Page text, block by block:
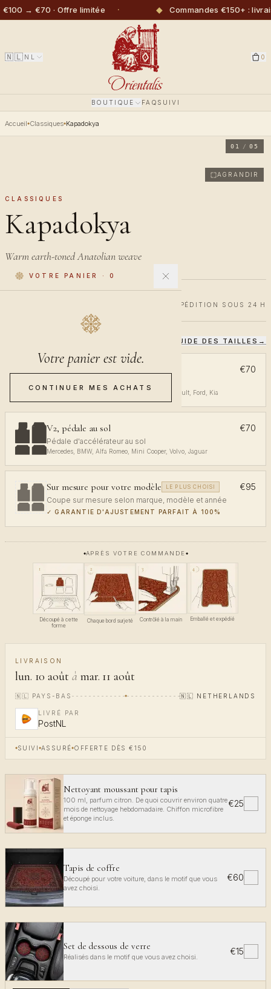
→ €70 · Offre limitée · Commandes €150+ :
🇳🇱 NL 0
BOUTIQUE FAQ SUIVI
VOTRE PANIER · 0
Votre panier est vide.
CONTINUER MES ACHATS
Accueil Classiques Kapadokya
AGRANDIR
01 / 05
CLASSIQUES
Kapadokya
Warm earth-toned Anatolian weave
EXPÉDITION SOUS 24 H
GUIDE DES TAILLES →
V1, pédale en haut €70
Volkswagen, Audi, Toyota, Opel, Peugeot, Renault, Ford, Kia
V2, pédale au sol €70
Pédale d'accélérateur au sol
Mercedes, BMW, Alfa Romeo, Mini Cooper, Volvo, Jaguar
Sur mesure pour votre modèle LE PLUS CHOISI €95
Coupe sur mesure selon marque, modèle et année
✓ GARANTIE D'AJUSTEMENT PARFAIT À 100%
APRÈS VOTRE COMMANDE
1
Découpé à cette
forme
2
Chaque bord surjeté
3
Contrôlé à la main
4
Emballé et expédié
LIVRAISON
lun. 10 août à mar. 11 août
🇳🇱 PAYS-BAS 🇳🇱 NETHERLANDS
LIVRÉ PAR
PostNL
SUIVI ASSURÉ OFFERTE DÈS €150
Nettoyant moussant pour tapis
100 ml, parfum citron. De quoi couvrir environ quatre
mois de nettoyage hebdomadaire. Chiffon microfibre
et éponge inclus.
€25
Tapis de coffre
Découpé pour votre voiture, dans le motif que vous
avez choisi.
€60
Set de dessous de verre
Réalisés dans le motif que vous avez choisi.
€15